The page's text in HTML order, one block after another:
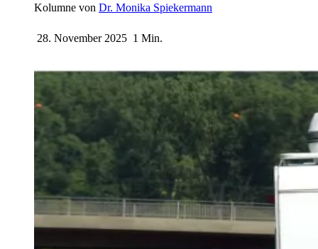
Kolumne von Dr. Monika Spiekermann
28. November 2025 1 Min.